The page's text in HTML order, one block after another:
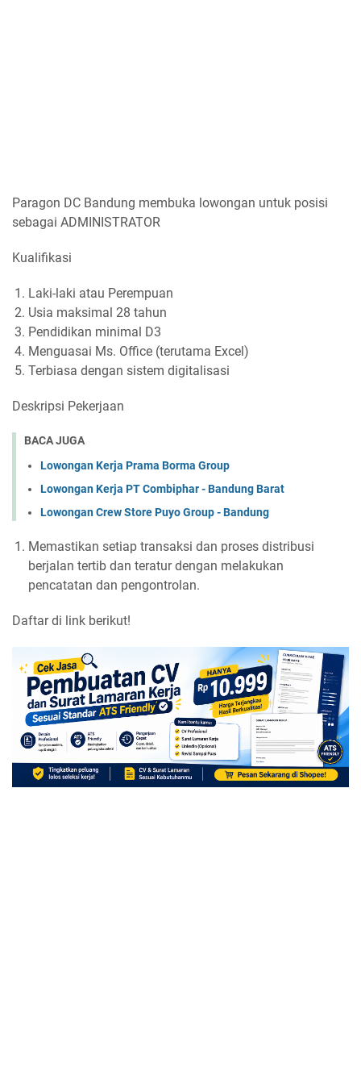
Paragon DC Bandung membuka lowongan untuk posisi
sebagai ADMINISTRATOR
Kualifikasi
Laki-laki atau Perempuan
Usia maksimal 28 tahun
Pendidikan minimal D3
Menguasai Ms. Office (terutama Excel)
Terbiasa dengan sistem digitalisasi
Deskripsi Pekerjaan
BACA JUGA
Lowongan Kerja Prama Borma Group
Lowongan Kerja PT Combiphar - Bandung Barat
Lowongan Crew Store Puyo Group - Bandung
Memastikan setiap transaksi dan proses distribusi
berjalan tertib dan teratur dengan melakukan
pencatatan dan pengontrolan.
Daftar di link berikut!